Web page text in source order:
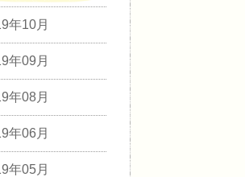
年10月
年09月
年08月
年06月
年05月